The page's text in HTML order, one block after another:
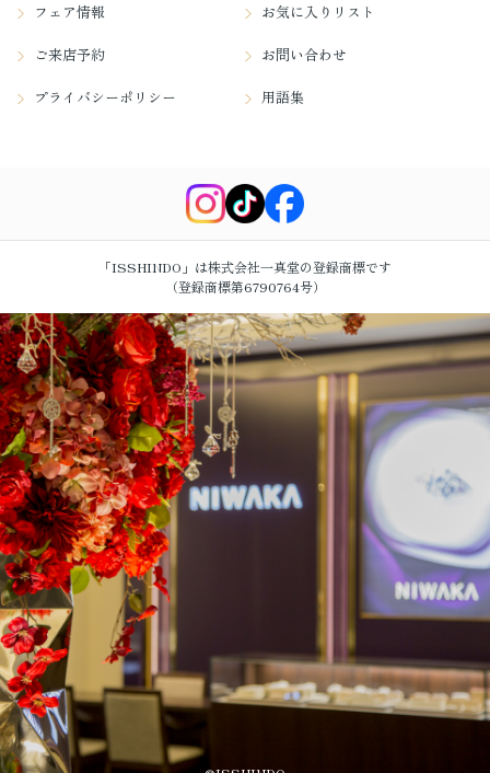
フェア情報 お気に入りリスト
ご来店予約 お問い合わせ
プライバシーポリシー 用語集
「ISSHINDO」は株式会社一真堂の登録商標です
（登録商標第6790764号）